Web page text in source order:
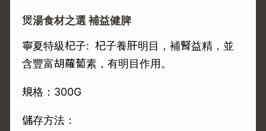
煲湯食材之選 補益健脾
寧夏特級杞子: 杞子養肝明目，補腎益精，並
含豐富胡蘿蔔素，有明目作用。
規格：300G
儲存方法：